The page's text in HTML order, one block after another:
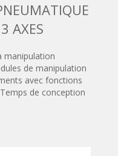
811
En
AXES
manipulation
de manipulation
avec fonctions
de conception